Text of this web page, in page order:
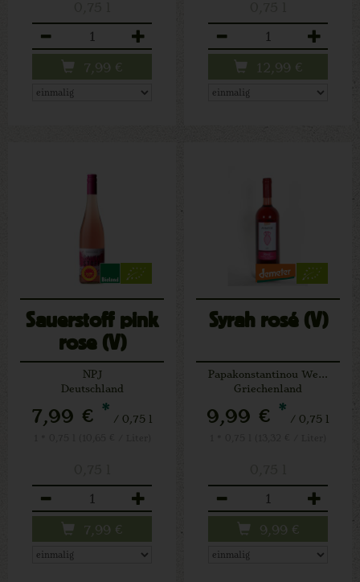
7,99 € 12,99 €
Sauerstoff pink
rose (V)
NPJ
Deutschland
7,99 € * / 0,75 l
7,99 €
Syrah rosé (V)
Papakonstantinou Weingut
Griechenland
9,99 € * / 0,75 l
9,99 €